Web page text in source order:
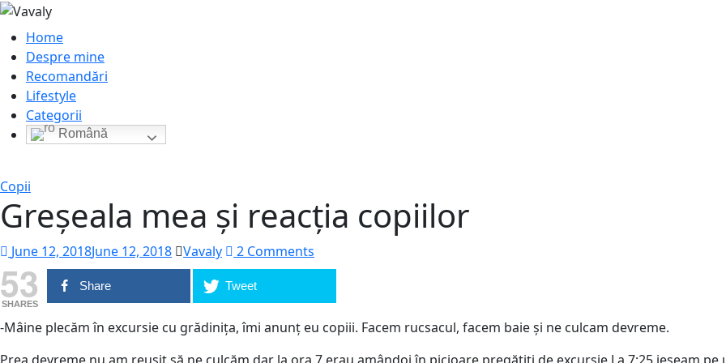
Home
Despre mine
Recomandări
Lifestyle
Categorii
Română
Copii
Greșeala mea și reacția copiilor
June 12, 2018June 12, 2018 Vavaly 2 Comments
53
SHARES
Share Tweet
-Mâine plecăm în excursie cu grădinița, îmi anunț eu copiii. Facem rucsacul, facem baie și ne culcam devreme.